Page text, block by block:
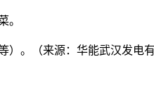
。
。（来源：华能武汉发电有